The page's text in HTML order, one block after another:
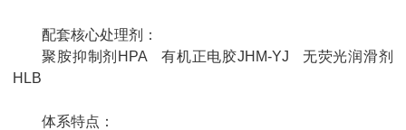
配套核心处理剂：
聚胺抑制剂HPA 有机正电胶JHM-YJ 无荧光润滑剂
HLB
体系特点：